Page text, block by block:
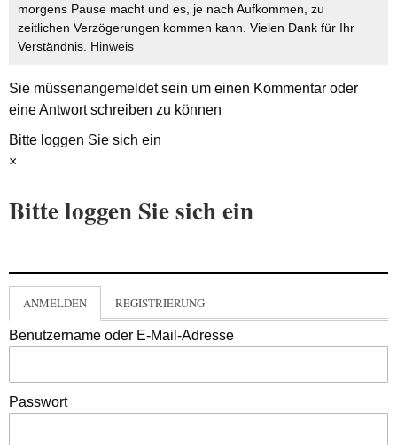
morgens Pause macht und es, je nach Aufkommen, zu
zeitlichen Verzögerungen kommen kann. Vielen Dank für Ihr
Verständnis. Hinweis
Sie müssenangemeldetsein um einen Kommentar oder
eine Antwort schreiben zu können
Bitte loggen Sie sich ein
×
Bitte loggen Sie sich ein
ANMELDEN REGISTRIERUNG
Benutzername oder E-Mail-Adresse
Passwort